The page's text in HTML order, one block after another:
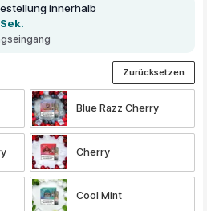
innerhalb
Blue Razz Cherry
Cherry
Cool Mint
Zurücksetzen